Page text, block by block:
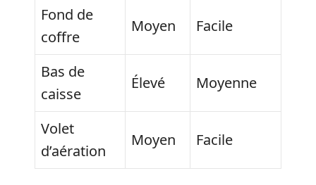
Fond de
coffre
Moyen Facile
Bas de
caisse
Élevé Moyenne
Volet
d’aération
Moyen Facile